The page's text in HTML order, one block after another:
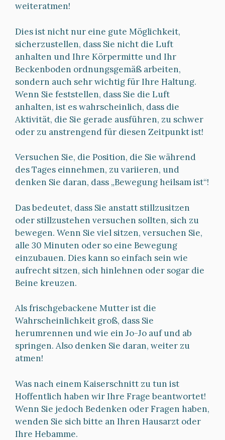
weiteratmen!
Dies ist nicht nur eine gute Möglichkeit,
sicherzustellen, dass Sie nicht die Luft
anhalten und Ihre Körpermitte und Ihr
Beckenboden ordnungsgemäß arbeiten,
sondern auch sehr wichtig für Ihre Haltung.
Wenn Sie feststellen, dass Sie die Luft
anhalten, ist es wahrscheinlich, dass die
Aktivität, die Sie gerade ausführen, zu schwer
oder zu anstrengend für diesen Zeitpunkt ist!
Versuchen Sie, die Position, die Sie während
des Tages einnehmen, zu variieren, und
denken Sie daran, dass „Bewegung heilsam ist“!
Das bedeutet, dass Sie anstatt stillzusitzen
oder stillzustehen versuchen sollten, sich zu
bewegen. Wenn Sie viel sitzen, versuchen Sie,
alle 30 Minuten oder so eine Bewegung
einzubauen. Dies kann so einfach sein wie
aufrecht sitzen, sich hinlehnen oder sogar die
Beine kreuzen.
Als frischgebackene Mutter ist die
Wahrscheinlichkeit groß, dass Sie
herumrennen und wie ein Jo-Jo auf und ab
springen. Also denken Sie daran, weiter zu
atmen!
Was nach einem Kaiserschnitt zu tun ist
Hoffentlich haben wir Ihre Frage beantwortet!
Wenn Sie jedoch Bedenken oder Fragen haben,
wenden Sie sich bitte an Ihren Hausarzt oder
Ihre Hebamme.